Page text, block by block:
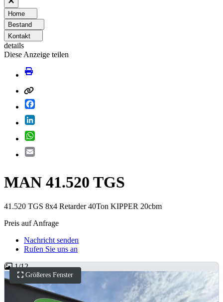
Home
Bestand
Kontakt
details
Diese Anzeige teilen
MAN 41.520 TGS
41.520 TGS 8x4 Retarder 40Ton KIPPER 20cbm
Preis auf Anfrage
Nachricht senden
Rufen Sie uns an
Größeres Fenster
1/12